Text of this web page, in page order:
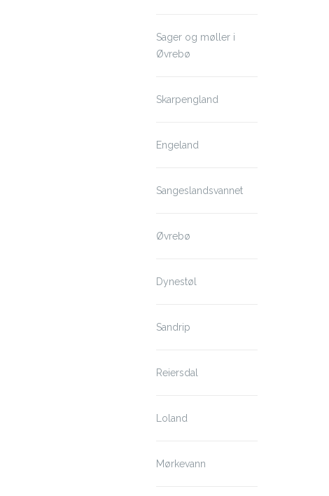
Sager og møller i
Øvrebø
Skarpengland
Engeland
Sangeslandsvannet
Øvrebø
Dynestøl
Sandrip
Reiersdal
Loland
Mørkevann